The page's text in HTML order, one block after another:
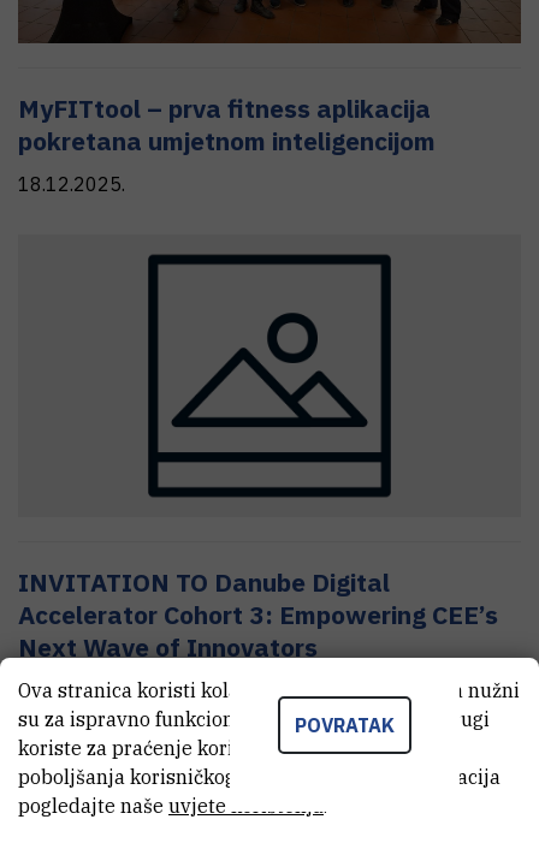
MyFITtool – prva fitness aplikacija
pokretana umjetnom inteligencijom
18.12.2025.
INVITATION TO Danube Digital
Accelerator Cohort 3: Empowering CEE’s
Next Wave of Innovators
7.5.2025.
POVRATAK
Ova stranica koristi kolačiće. Neki od tih kolačića nužni
su za ispravno funkcioniranje stranice, dok se drugi
koriste za praćenje korištenja stranice radi
poboljšanja korisničkog iskustva. Za više informacija
pogledajte naše uvjete korištenja.